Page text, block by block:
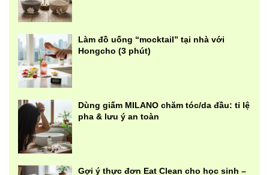
Làm đồ uống “mocktail” tại nhà với
Hongcho (3 phút)
Dùng giấm MILANO chăm tóc/da đầu: tỉ lệ
pha & lưu ý an toàn
Gợi ý thực đơn Eat Clean cho học sinh –